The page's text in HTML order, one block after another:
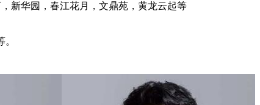
新华园，春江花月，文鼎苑，黄龙云起等